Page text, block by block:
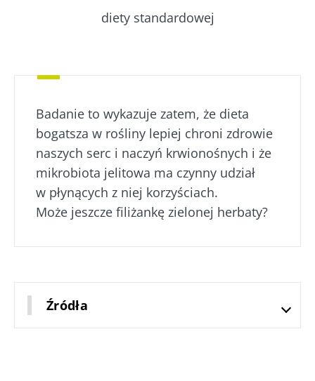
diety standardowej
Badanie to wykazuje zatem, że dieta
bogatsza w rośliny lepiej chroni zdrowie
naszych serc i naczyń krwionośnych i że
mikrobiota jelitowa ma czynny udział
w płynących z niej korzyściach.
Może jeszcze filiżankę zielonej herbaty?
Źródła